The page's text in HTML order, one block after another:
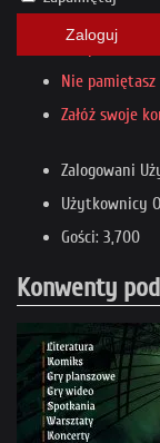
Zaloguj
Nie pamiętasz
Nie
Załóż swoje
Zalogowani
Użytkownicy
Gości: 3,700
Konwenty